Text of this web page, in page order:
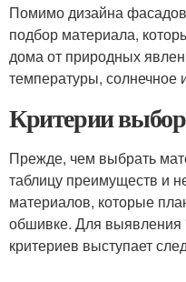
Помимо дизайна
подбор материала,
дома от природных
температуры, солнечное
Критерии
Прежде, чем выбрать
таблицу преимуществ и
материалов, которые
обшивке. Для выявления
критериев выступает